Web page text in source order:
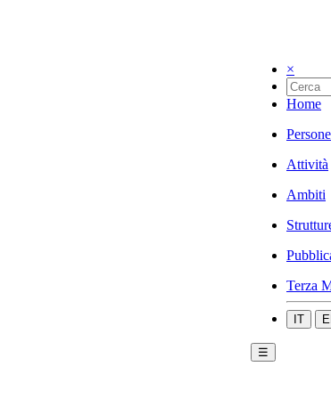
×
Home
Persone
Attività
Ambiti
Terza
IT
☰